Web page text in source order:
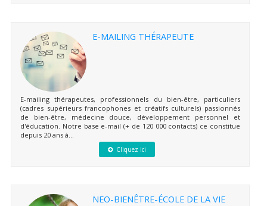
E-MAILING THÉRAPEUTE
E-mailing thérapeutes, professionnels du bien-être, particuliers
(cadres supérieurs francophones et créatifs culturels) passionnés
de bien-être, médecine douce, développement personnel et
d'éducation. Notre base e-mail (+ de 120 000 contacts) ce constitue
depuis 20 ans à...
Cliquez ici
NEO-BIENÊTRE-ÉCOLE DE LA VIE